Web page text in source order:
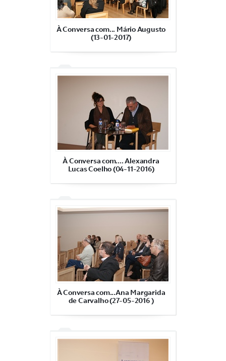
À Conversa com... Mário Augusto
(13-01-2017)
À Conversa com.... Alexandra
Lucas Coelho (04-11-2016)
À Conversa com...Ana Margarida
de Carvalho (27-05-2016 )